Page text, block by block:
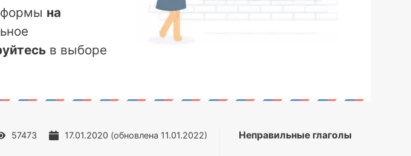
формы на
в выборе
57473 17.01.2020 (обновлена 11.01.2022) Неправильные глаголы